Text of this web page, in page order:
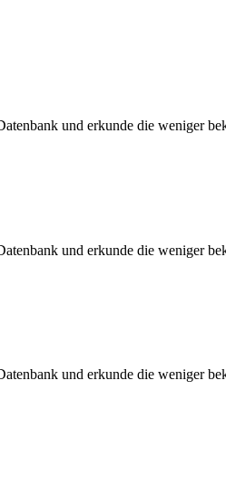
und erkunde die weniger
und erkunde die weniger
und erkunde die weniger